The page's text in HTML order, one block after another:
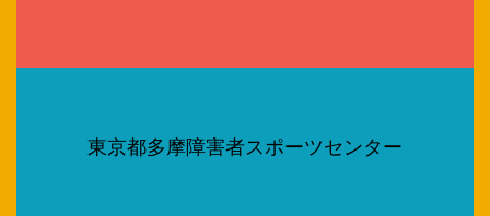
東京都多摩障害者スポーツセンター